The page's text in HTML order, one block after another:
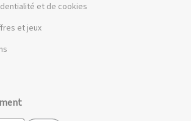
et de cookies
et jeux